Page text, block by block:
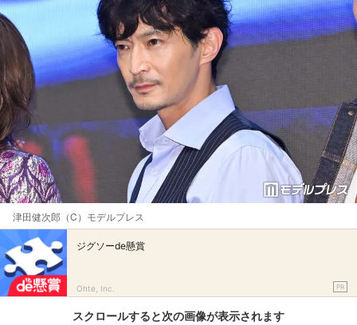
津田健次郎（C）モデルプレス
ジグソーde懸賞
Ohte, Inc. PR
スクロールすると次の画像が表示されます